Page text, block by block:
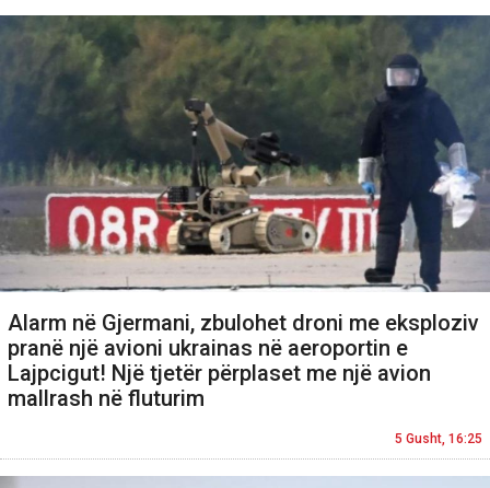
Alarm në Gjermani, zbulohet droni me eksploziv
pranë një avioni ukrainas në aeroportin e
Lajpcigut! Një tjetër përplaset me një avion
mallrash në fluturim
5 Gusht, 16:25